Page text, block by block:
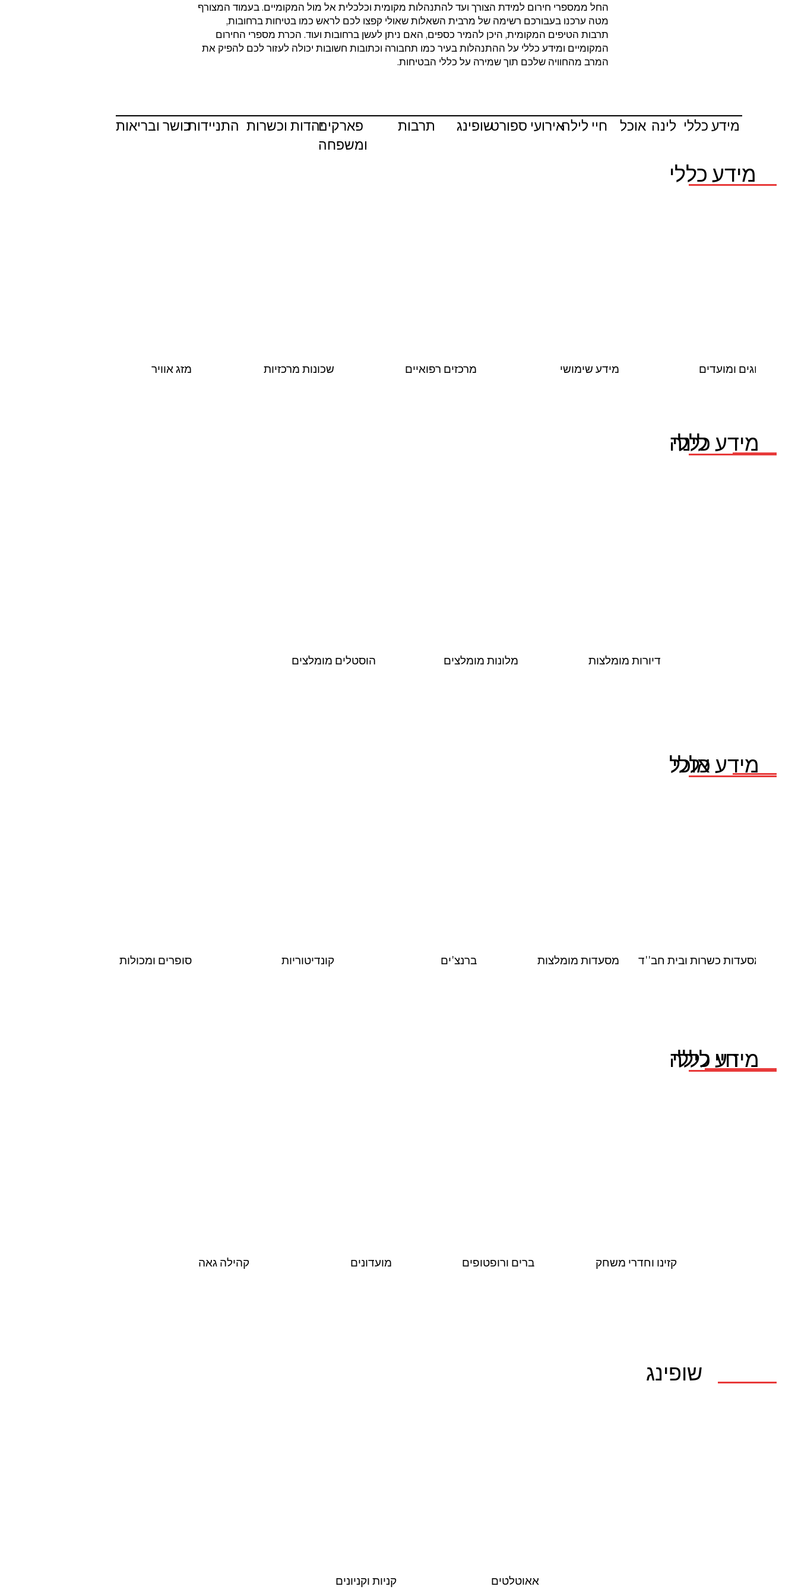
מידע כללי לינה אוכל חיי לילהאירועי ספורטשופינג תרבות
פארקים
ומשפחה
יהדות וכשרות התניידותכושר ובריאות
החל ממספרי חירום למידת הצורך ועד להתנהלות מקומית וכלכלית אל מול המקומיים. בעמוד המצורף
מטה ערכנו בעבורכם רשימה של מרבית השאלות שאולי קפצו לכם לראש כמו בטיחות ברחובות,
תרבות הטיפים המקומית, היכן להמיר כספים, האם ניתן לעשן ברחובות ועוד. הכרת מספרי החירום
המקומיים ומידע כללי על ההתנהלות בעיר כמו תחבורה וכתובות חשובות יכולה לעזור לכם להפיק את
המרב מהחוויה שלכם תוך שמירה על כללי הבטיחות.
מידע כללי
מזג אוויר שכונות מרכזיות מרכזים רפואיים מידע שימושי חגים ומועדים
מידע כללי
לינה
הוסטלים מומלצים מלונות מומלצים דיורות מומלצות
מידע כללי
אוכל
סופרים ומכולות קונדיטוריות ברנצ'ים מסעדות מומלצות מסעדות כשרות ובית חב''ד
מידע כללי
חיי לילה
קהילה גאה מועדונים ברים ורופטופים קזינו וחדרי משחק
שופינג
קניות וקניונים אאוטלטים